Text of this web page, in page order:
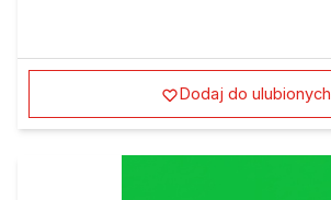
Dodaj do ulubionych